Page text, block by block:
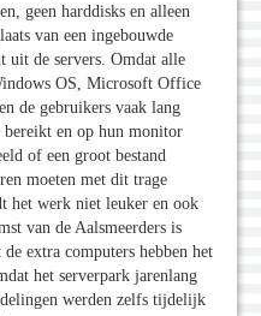
geen harddisks en alleen
van een ingebouwde
uit de servers. Omdat alle
OS, Microsoft Office
de gebruikers vaak lang
bereikt en op hun monitor
of een groot bestand
moeten met dit trage
het werk niet leuker en ook
van de Aalsmeerders is
extra computers hebben het
het serverpark jarenlang
werden zelfs tijdelijk